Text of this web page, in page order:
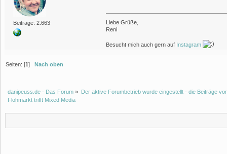
Beiträge: 2.663
Liebe Grüße,
Reni
Besucht mich auch gern auf Instagram
Seiten: [1] Nach oben
danipeuss.de - Das Forum » Der aktive Forumbetrieb wurde eingestellt - die Beiträge
Flohmarkt trifft Mixed Media